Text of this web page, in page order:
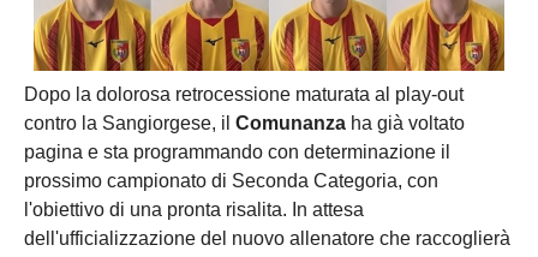
Dopo la dolorosa retrocessione maturata al play-out
contro la Sangiorgese, il Comunanza ha già voltato
pagina e sta programmando con determinazione il
prossimo campionato di Seconda Categoria, con
l'obiettivo di una pronta risalita. In attesa
dell'ufficializzazione del nuovo allenatore che raccoglierà